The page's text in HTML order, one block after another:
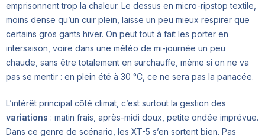
emprisonnent trop la chaleur. Le dessus en micro-ripstop textile,
moins dense qu’un cuir plein, laisse un peu mieux respirer que
certains gros gants hiver. On peut tout à fait les porter en
intersaison, voire dans une météo de mi-journée un peu
chaude, sans être totalement en surchauffe, même si on ne va
pas se mentir : en plein été à 30 °C, ce ne sera pas la panacée.
L’intérêt principal côté climat, c’est surtout la gestion des
variations : matin frais, après-midi doux, petite ondée imprévue.
Dans ce genre de scénario, les XT-5 s’en sortent bien. Pas